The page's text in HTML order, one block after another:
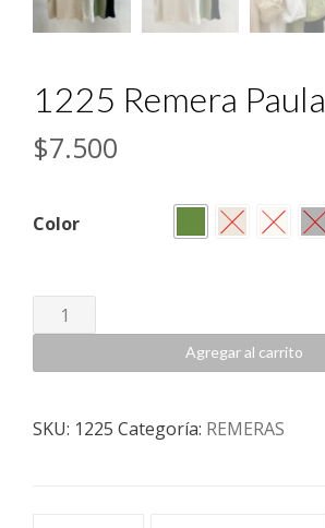
1225 Remera Paula
$7.500
Color
1225
Remera
Paula
Agregar al carrito
SKU: 1225 Categoría: REMERAS